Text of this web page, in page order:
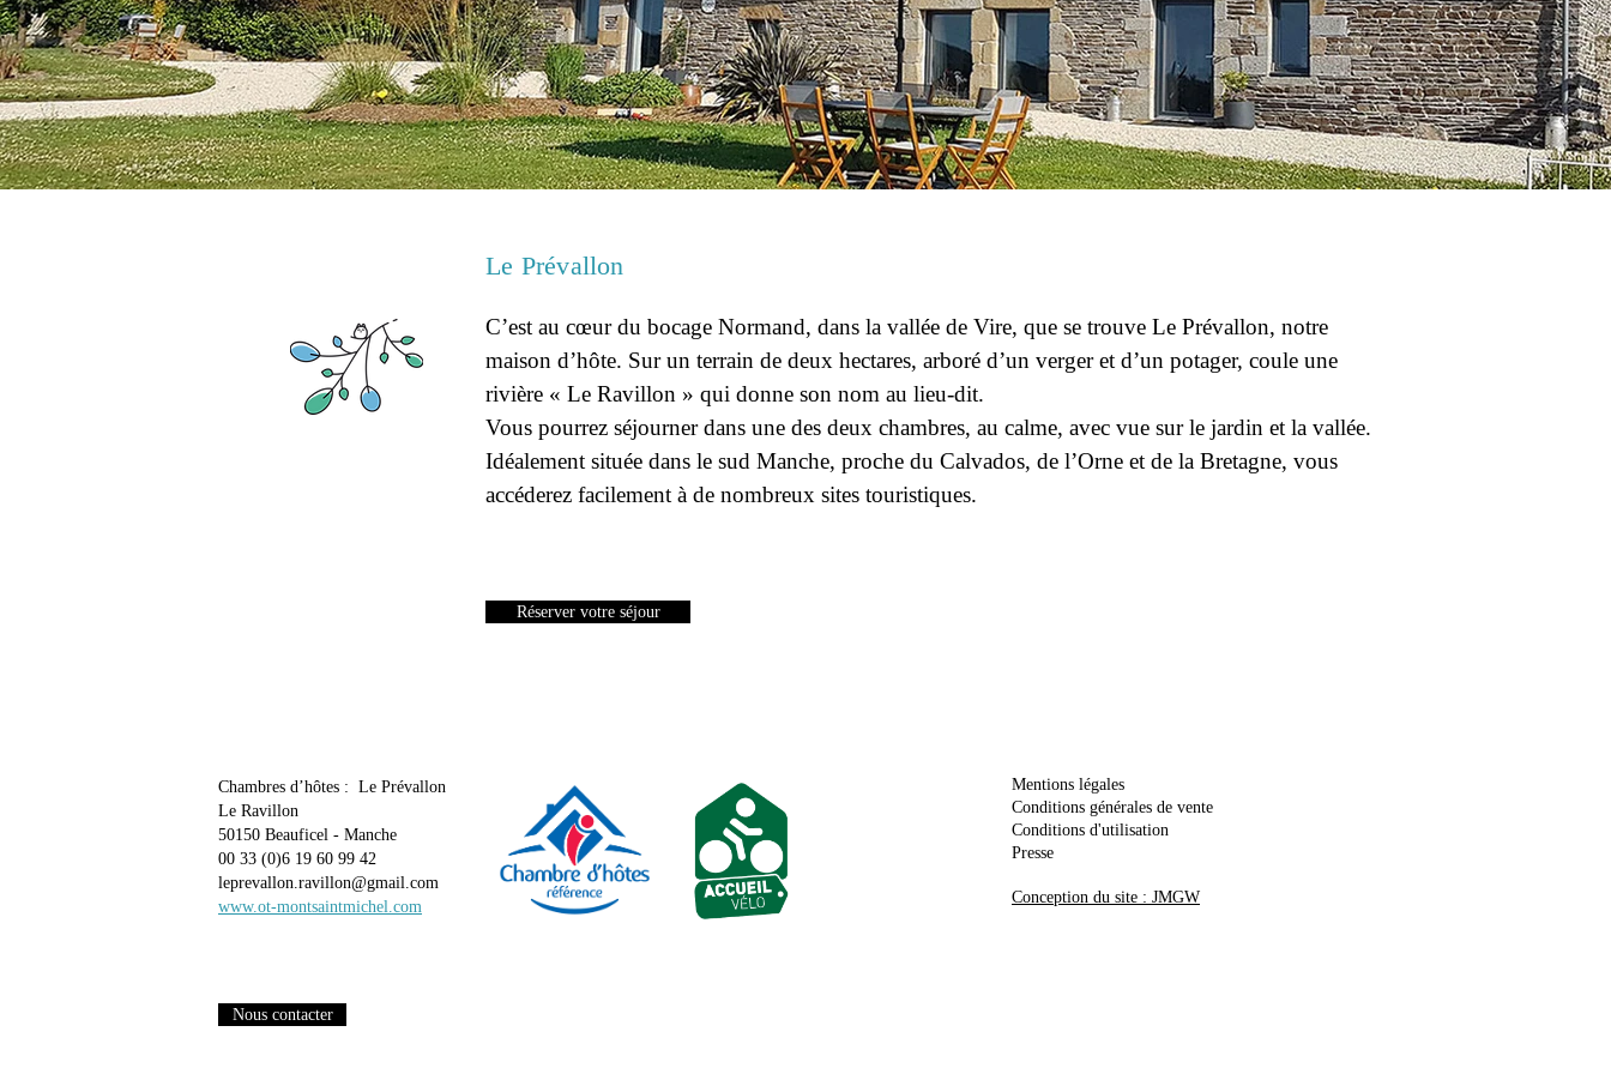
Le Prévallon
C’est au cœur du bocage Normand, dans la vallée de Vire, que se trouve Le Prévallon, notre
maison d’hôte. Sur un terrain de deux hectares, arboré d’un verger et d’un potager, coule une
rivière « Le Ravillon » qui donne son nom au lieu-dit.
Vous pourrez séjourner dans une des deux chambres, au calme, avec vue sur le jardin et la vallée.
Idéalement située dans le sud Manche, proche du Calvados, de l’Orne et de la Bretagne, vous
accéderez facilement à de nombreux sites touristiques.
Réserver votre séjour
Chambres d’hôtes : Le Prévallon
Le Ravillon
50150 Beauficel - Manche
00 33 (0)6 19 60 99 42
leprevallon.ravillon@gmail.com
www.ot-montsaintmichel.com
Mentions légales
Conditions générales de vente
Conditions d'utilisation
Presse
Conception du site : JMGW
Nous contacter